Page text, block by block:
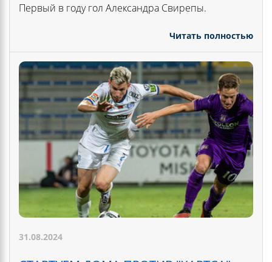
Первый в году гол Александра Свирепы.
Читать полностью
31.08.2024